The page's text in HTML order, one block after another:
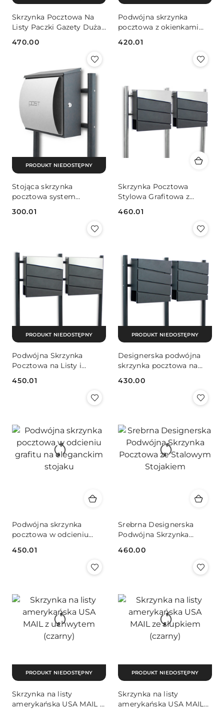
Skrzynka Pocztowa Na
Listy Paczki Gazety Duża
Domowy Paczkomat
Cena:
470.00
Podwójna skrzynka
pocztowa z okienkami
nóżkach
Cena:
420.01
Stojąca skrzynka
pocztowa system
Cena:
300.01
PRODUKT NIEDOSTĘPNY
Skrzynka Pocztowa
Stylowa Grafitowa z
Stojakiem
Cena:
460.01
Podwójna Skrzynka
Pocztowa na Listy i
Stojaku
Cena:
450.01
PRODUKT NIEDOSTĘPNY
Designerska podwójna
skrzynka pocztowa na
Cena:
430.00
PRODUKT NIEDOSTĘPNY
Podwójna skrzynka
pocztowa w odcieniu
stojaku
Cena:
450.01
Srebrna Designerska
Podwójna Skrzynka
Stojakiem
Cena:
460.00
Skrzynka na listy
amerykańska USA MAIL z
PRODUKT NIEDOSTĘPNY
Skrzynka na listy
amerykańska USA MAIL
PRODUKT NIEDOSTĘPNY